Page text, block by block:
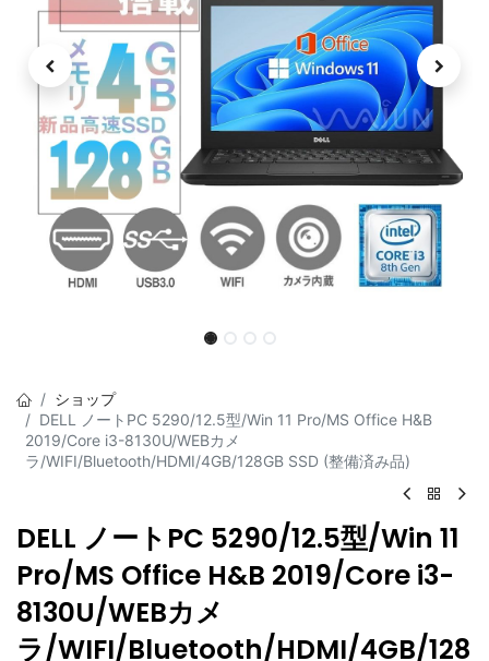
ショップ
DELL ノートPC 5290/12.5型/Win 11 Pro/MS Office H&B
2019/Core i3-8130U/WEBカメ
ラ/WIFI/Bluetooth/HDMI/4GB/128GB SSD (整備済み品)
DELL ノートPC 5290/12.5型/Win 11
Pro/MS Office H&B 2019/Core i3-
8130U/WEBカメ
ラ/WIFI/Bluetooth/HDMI/4GB/128